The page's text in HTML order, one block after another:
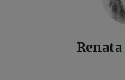
Renata